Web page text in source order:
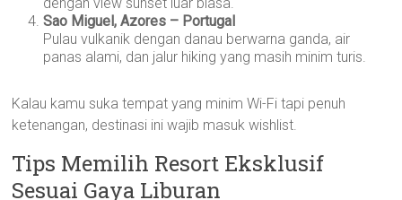
Sao Miguel, Azores – Portugal
Pulau vulkanik dengan danau berwarna ganda, air
panas alami, dan jalur hiking yang masih minim turis.
Kalau kamu suka tempat yang minim Wi-Fi tapi penuh
ketenangan, destinasi ini wajib masuk wishlist.
Tips Memilih Resort Eksklusif
Sesuai Gaya Liburan